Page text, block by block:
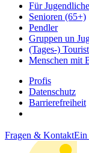
Für Jugendliche
Senioren (65+)
Pendler
Gruppen un
(Tages-)
Menschen mit
Profis
Datenschutz
Barrierefreiheit
Fragen & KontaktEin